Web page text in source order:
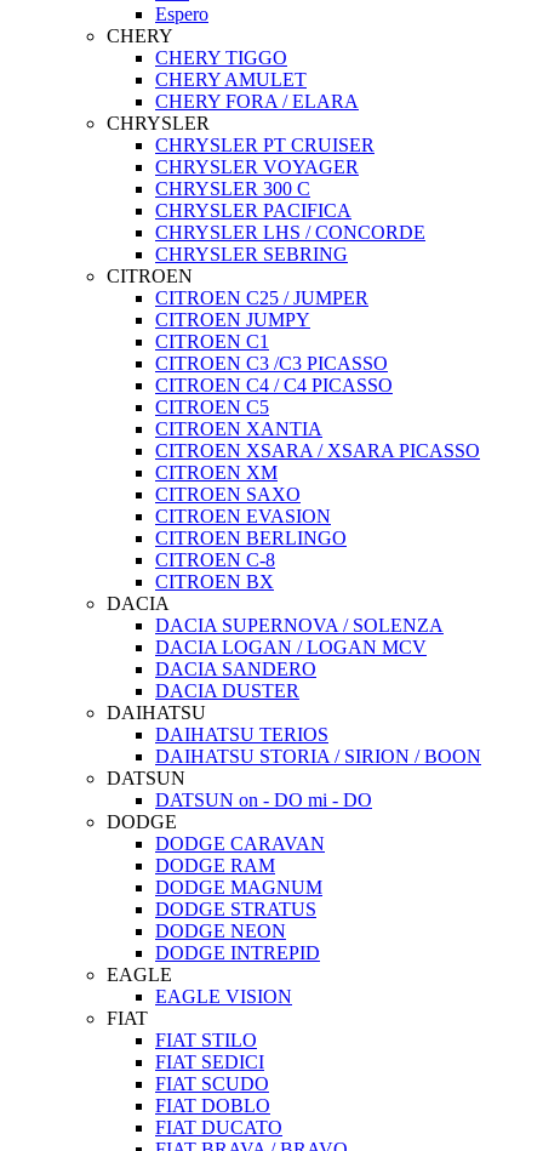
Espero
CHERY
CHERY TIGGO
CHERY AMULET
CHERY FORA / ELARA
CHRYSLER
CHRYSLER PT CRUISER
CHRYSLER VOYAGER
CHRYSLER 300 C
CHRYSLER PACIFICA
CHRYSLER LHS / CONCORDE
CHRYSLER SEBRING
CITROEN
CITROEN C25 / JUMPER
CITROEN JUMPY
CITROEN C1
CITROEN C3 /C3 PICASSO
CITROEN C4 / C4 PICASSO
CITROEN C5
CITROEN XANTIA
CITROEN XSARA / XSARA PICASSO
CITROEN XM
CITROEN SAXO
CITROEN EVASION
CITROEN BERLINGO
CITROEN С-8
CITROEN ВХ
DACIA
DACIA SUPERNOVA / SOLENZA
DACIA LOGAN / LOGAN MCV
DACIA SANDERO
DACIA DUSTER
DAIHATSU
DAIHATSU TERIOS
DAIHATSU STORIA / SIRION / BOON
DATSUN
DATSUN on - DO mi - DO
DODGE
DODGE CARAVAN
DODGE RAM
DODGE MAGNUM
DODGE STRATUS
DODGE NEON
DODGE INTREPID
EAGLE
EAGLE VISION
FIAT
FIAT STILO
FIAT SEDICI
FIAT SCUDO
FIAT DOBLO
FIAT DUCATO